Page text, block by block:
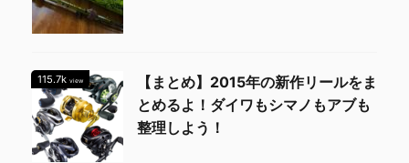
115.7k view
【まとめ】2015年の新作リールをま
とめるよ！ダイワもシマノもアブも
整理しよう！